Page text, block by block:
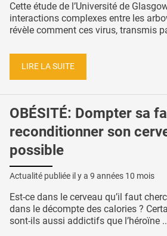
Cette étude de l’Université de
interactions complexes entre les
révèle comment ces virus, transmis
LIRE LA SUITE
OBÉSITÉ: Dompter sa
reconditionner son
possible
Actualité publiée il y a 9 années 10 mois
Est-ce dans le cerveau qu’il faut
dans le décompte des calories ?
sont-ils aussi addictifs que l’héroïne